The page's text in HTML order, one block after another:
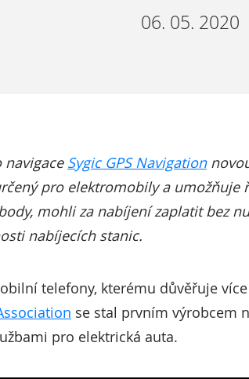
06. 05. 2020
navigace Sygic GPS Navigation
pro elektromobily a
mohli za nabíjení zaplatit bez
nabíjecích stanic.
telefony, kterému důvěřuje
se stal prvním výrobcem
pro elektrická auta.